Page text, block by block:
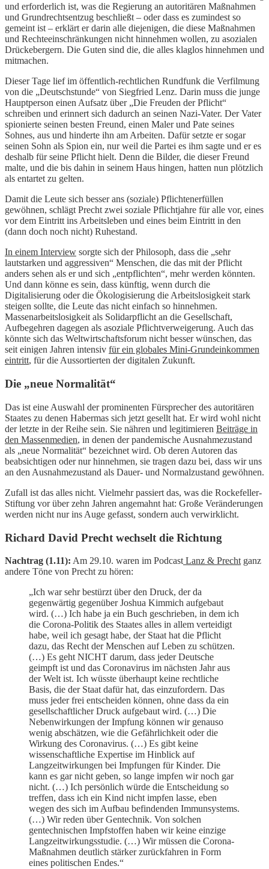
und erforderlich ist, was die Regierung an autoritären Maßnahmen
und Grundrechtsentzug beschließt – oder dass es zumindest so
gemeint ist – erklärt er darin alle diejenigen, die diese Maßnahmen
und Rechteeinschränkungen nicht hinnehmen wollen, zu asozialen
Drückebergern. Die Guten sind die, die alles klaglos hinnehmen und
mitmachen.
Dieser Tage lief im öffentlich-rechtlichen Rundfunk die Verfilmung
von die „Deutschstunde“ von Siegfried Lenz. Darin muss die junge
Hauptperson einen Aufsatz über „Die Freuden der Pflicht“
schreiben und erinnert sich dadurch an seinen Nazi-Vater. Der Vater
spionierte seinen besten Freund, einen Maler und Pate seines
Sohnes, aus und hinderte ihn am Arbeiten. Dafür setzte er sogar
seinen Sohn als Spion ein, nur weil die Partei es ihm sagte und er es
deshalb für seine Pflicht hielt. Denn die Bilder, die dieser Freund
malte, und die bis dahin in seinem Haus hingen, hatten nun plötzlich
als entartet zu gelten.
Damit die Leute sich besser ans (soziale) Pflichtenerfüllen
gewöhnen, schlägt Precht zwei soziale Pflichtjahre für alle vor, eines
vor dem Eintritt ins Arbeitsleben und eines beim Eintritt in den
(dann doch noch nicht) Ruhestand.
In einem Interview sorgte sich der Philosoph, dass die „sehr
lautstarken und aggressiven“ Menschen, die das mit der Pflicht
anders sehen als er und sich „entpflichten“, mehr werden könnten.
Und dann könne es sein, dass künftig, wenn durch die
Digitalisierung oder die Ökologisierung die Arbeitslosigkeit stark
steigen sollte, die Leute das nicht einfach so hinnehmen.
Massenarbeitslosigkeit als Solidarpflicht an die Gesellschaft,
Aufbegehren dagegen als asoziale Pflichtverweigerung. Auch das
könnte sich das Weltwirtschaftsforum nicht besser wünschen, das
seit einigen Jahren intensiv für ein globales Mini-Grundeinkommen
eintritt, für die Aussortierten der digitalen Zukunft.
Die „neue Normalität“
Das ist eine Auswahl der prominenten Fürsprecher des autoritären
Staates zu denen Habermas sich jetzt gesellt hat. Er wird wohl nicht
der letzte in der Reihe sein. Sie nähren und legitimieren Beiträge in
den Massenmedien, in denen der pandemische Ausnahmezustand
als „neue Normalität“ bezeichnet wird. Ob deren Autoren das
beabsichtigen oder nur hinnehmen, sie tragen dazu bei, dass wir uns
an den Ausnahmezustand als Dauer- und Normalzustand gewöhnen.
Zufall ist das alles nicht. Vielmehr passiert das, was die Rockefeller-
Stiftung vor über zehn Jahren angemahnt hat: Große Veränderungen
werden nicht nur ins Auge gefasst, sondern auch verwirklicht.
Richard David Precht wechselt die Richtung
Nachtrag (1.11): Am 29.10. waren im Podcast Lanz & Precht ganz
andere Töne von Precht zu hören:
„Ich war sehr bestürzt über den Druck, der da
gegenwärtig gegenüber Joshua Kimmich aufgebaut
wird. (…) Ich habe ja ein Buch geschrieben, in dem ich
die Corona-Politik des Staates alles in allem verteidigt
habe, weil ich gesagt habe, der Staat hat die Pflicht
dazu, das Recht der Menschen auf Leben zu schützen.
(…) Es geht NICHT darum, dass jeder Deutsche
geimpft ist und das Coronavirus im nächsten Jahr aus
der Welt ist. Ich wüsste überhaupt keine rechtliche
Basis, die der Staat dafür hat, das einzufordern. Das
muss jeder frei entscheiden können, ohne dass da ein
gesellschaftlicher Druck aufgebaut wird. (…) Die
Nebenwirkungen der Impfung können wir genauso
wenig abschätzen, wie die Gefährlichkeit oder die
Wirkung des Coronavirus. (…) Es gibt keine
wissenschaftliche Expertise im Hinblick auf
Langzeitwirkungen bei Impfungen für Kinder. Die
kann es gar nicht geben, so lange impfen wir noch gar
nicht. (…) Ich persönlich würde die Entscheidung so
treffen, dass ich ein Kind nicht impfen lasse, eben
wegen des sich im Aufbau befindenden Immunsystems.
(…) Wir reden über Gentechnik. Von solchen
gentechnischen Impfstoffen haben wir keine einzige
Langzeitwirkungsstudie. (…) Wir müssen die Corona-
Maßnahmen deutlich stärker zurückfahren in Form
eines politischen Endes.“